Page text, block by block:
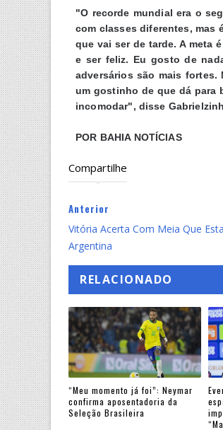
"O recorde mundial era o
com classes diferentes, mas
que vai ser de tarde. A meta
e ser feliz. Eu gosto de
adversários são mais fortes.
um gostinho de que dá para
incomodar", disse
POR BAHIA NOTÍCIAS
Compartilhe
Anterior
Vitória Acerta Com Meia Que
Argentina
RELACIONADO
“Meu momento já foi”: Neymar
confirma aposentadoria da
Seleção Brasileira